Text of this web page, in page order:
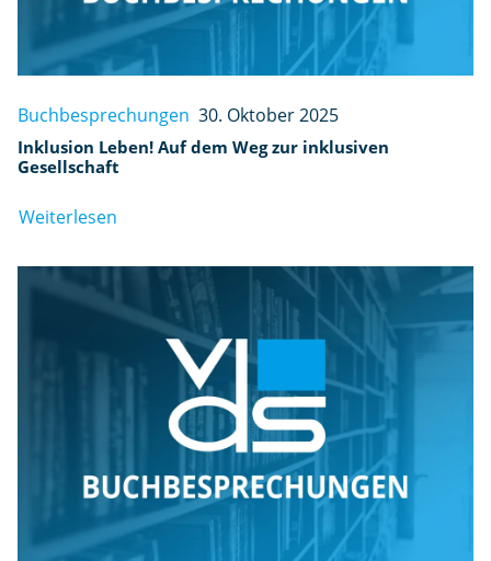
Buchbesprechungen 30. Oktober 2025
Inklusion Leben! Auf dem Weg zur inklusiven
Gesellschaft
Weiterlesen